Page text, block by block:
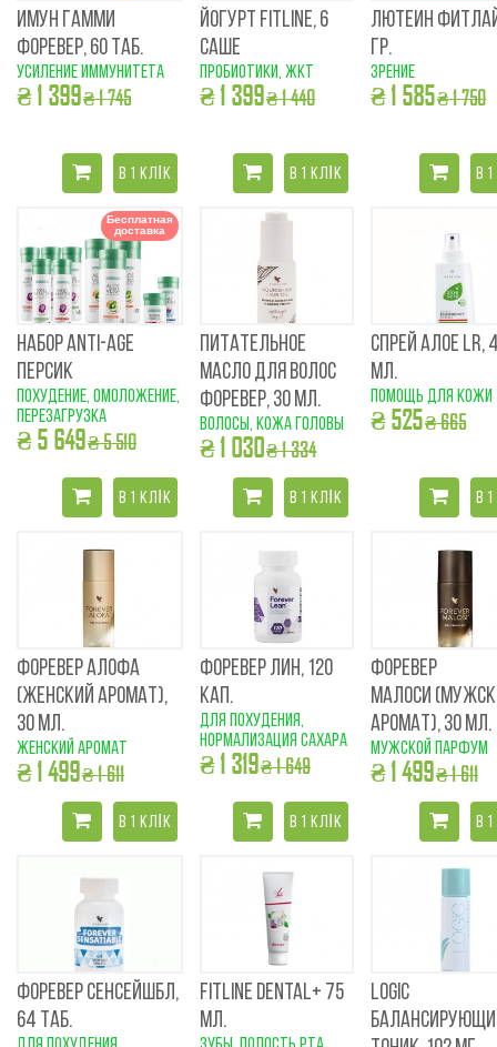
ИМУН ГАММИ
ФОРЕВЕР, 60 ТАБ.
усиление иммунитета
₴ 1 399₴ 1 745
В 1 КЛІК
ЙОГУРТ FITLINE, 6
САШЕ
пробиотики, ЖКТ
₴ 1 399₴ 1 440
В 1 КЛІК
ЛЮТЕИН
ГР.
зрение
₴ 1 585₴ 1 750
В
Бесплатная
доставка
НАБОР ANTI-AGE
ПЕРСИК
похудение, омоложение,
перезагрузка
₴ 5 649₴ 5 510
В 1 КЛІК
ПИТАТЕЛЬНОЕ
МАСЛО ДЛЯ ВОЛОС
ФОРЕВЕР, 30 МЛ.
волосы, кожа головы
₴ 1 030₴ 1 334
В 1 КЛІК
СПРЕЙ АЛОЕ LR,
МЛ.
помощь для кожи
₴ 525₴ 665
В
ФОРЕВЕР АЛОФА
(ЖЕНСКИЙ АРОМАТ),
30 МЛ.
женский аромат
₴ 1 499₴ 1 611
В 1 КЛІК
ФОРЕВЕР ЛИН, 120
КАП.
для похудения,
нормализация сахара
₴ 1 319₴ 1 649
В 1 КЛІК
ФОРЕВЕР
МАЛОСИ
АРОМАТ), 30 МЛ.
мужской парфум
₴ 1 499₴ 1 611
В
ФОРЕВЕР СЕНСЕЙШБЛ,
64 ТАБ.
FITLINE DENTAL+ 75
МЛ.
LOGIC